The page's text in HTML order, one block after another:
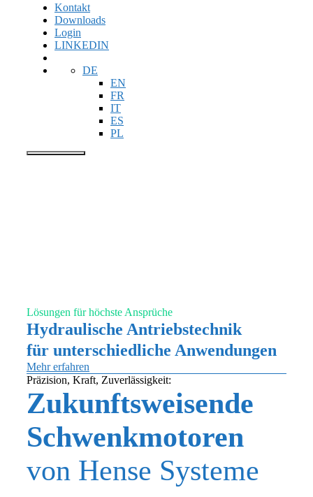
Kontakt
Downloads
Login
LINKEDIN
DE
EN
FR
IT
ES
PL
Hydraulische Antriebstechnik
für unterschiedliche Anwendungen
Lösungen für höchste Ansprüche
Mehr erfahren
Zukunftsweisende
Schwenkmotoren
von Hense Systeme
Präzision, Kraft, Zuverlässigkeit: